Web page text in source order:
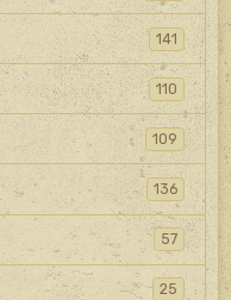
141
110
109
136
57
25